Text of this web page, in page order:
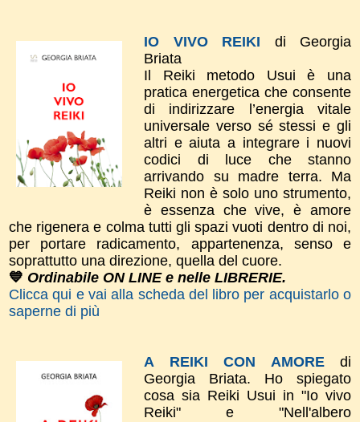
IO VIVO REIKI di Georgia
Briata
Il Reiki metodo Usui è una
pratica energetica che consente
di indirizzare l’energia vitale
universale verso sé stessi e gli
altri e aiuta a integrare i nuovi
codici di luce che stanno
arrivando su madre terra. Ma
Reiki non è solo uno strumento,
è essenza che vive, è amore
che rigenera e colma tutti gli spazi vuoti dentro di noi,
per portare radicamento, appartenenza, senso e
soprattutto una direzione, quella del cuore.
💙 Ordinabile ON LINE e nelle LIBRERIE.
Clicca qui e vai alla scheda del libro per acquistarlo o
saperne di più
A REIKI CON AMOREdi
Georgia Briata. Ho spiegato
cosa sia Reiki Usui in "Io vivo
Reiki" e "Nell'albero